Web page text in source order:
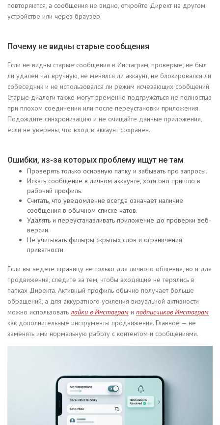
повторяются, а сообщения не видно, откройте Директ на другом
устройстве или через браузер.
Почему не видны старые сообщения
Если не видны старые сообщения в Инстаграм, проверьте, не был
ли удален чат вручную, не менялся ли аккаунт, не блокировался ли
собеседник и не использовался ли режим исчезающих сообщений.
Старые диалоги также могут временно подгружаться не полностью
при плохом соединении или после переустановки приложения.
Подождите синхронизацию и не очищайте данные приложения,
если не уверены, что вход в аккаунт сохранен.
Ошибки, из-за которых проблему ищут не там
Проверять только основную папку и забывать про запросы.
Искать сообщение в личном аккаунте, хотя оно пришло в
рабочий профиль.
Считать, что уведомление всегда означает наличие
сообщения в обычном списке чатов.
Удалять и переустанавливать приложение до проверки веб-
версии.
Не учитывать фильтры скрытых слов и ограничения
приватности.
Если вы ведете страницу не только для личного общения, но и для
продвижения, следите за тем, чтобы входящие не терялись в
папках Директа. Активный профиль обычно получает больше
обращений, а для аккуратного усиления визуальной активности
можно использоватьлайки в Инстаграм и подписчиков Инстаграм
как дополнительные инструменты продвижения. Главное — не
заменять ими нормальную работу с контентом и сообщениями.